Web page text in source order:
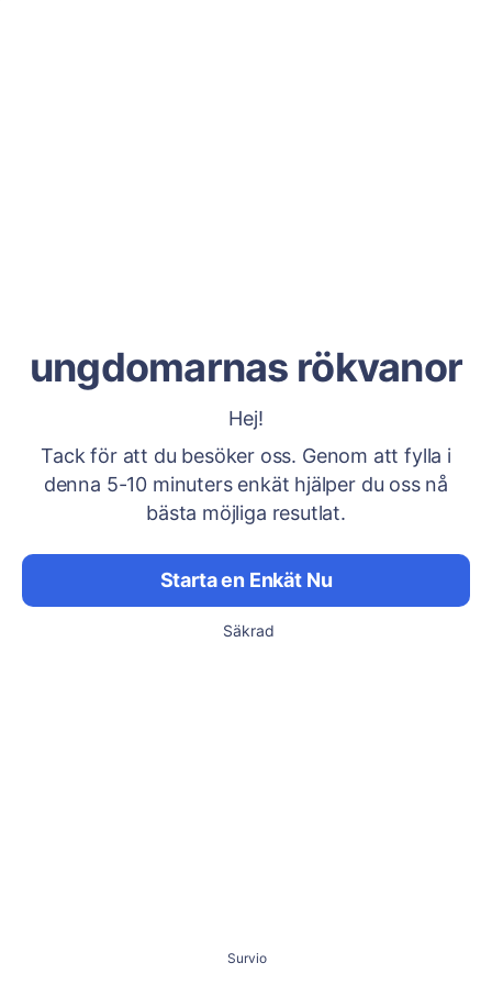
ungdomarnas rökvanor
Hej!
Tack för att du besöker oss. Genom att fylla i
denna 5-10 minuters enkät hjälper du oss nå
bästa möjliga resutlat.
Starta en Enkät Nu
Säkrad
Survio